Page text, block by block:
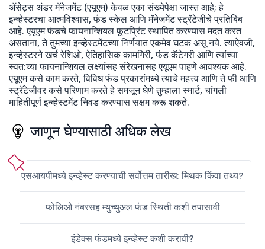
ॲसेट्स अंडर मॅनेजमेंट (एयूएम) केवळ एका संख्येपेक्षा जास्त आहे; हे
इन्व्हेस्टरचा आत्मविश्वास, फंड स्केल आणि मॅनेजमेंट स्ट्रॅटेजीचे प्रतिबिंब
आहे. एयूएम फंडचे फायनान्शियल फूटप्रिंट स्थापित करण्यास मदत करत
असताना, ते तुमच्या इन्व्हेस्टमेंटच्या निर्णयात एकमेव घटक असू नये. त्याऐवजी,
इन्व्हेस्टरने खर्च रेशिओ, ऐतिहासिक कामगिरी, फंड कॅटेगरी आणि त्यांच्या
स्वत:च्या फायनान्शियल लक्ष्यांसह संरेखनासह एयूएम पाहणे आवश्यक आहे.
एयूएम कसे काम करते, विविध फंड प्रकारांमध्ये त्याचे महत्त्व आणि ते फी आणि
स्ट्रॅटेजीवर कसे परिणाम करते हे समजून घेणे तुम्हाला स्मार्ट, चांगली
माहितीपूर्ण इन्व्हेस्टमेंट निवड करण्यास सक्षम करू शकते.
जाणून घेण्यासाठी अधिक लेख
एसआयपीमध्ये इन्व्हेस्ट करण्याची सर्वोत्तम तारीख: मिथक किंवा तथ्य?
फोलिओ नंबरसह म्युच्युअल फंड स्थिती कशी तपासावी
इंडेक्स फंडमध्ये इन्व्हेस्ट कशी करावी?